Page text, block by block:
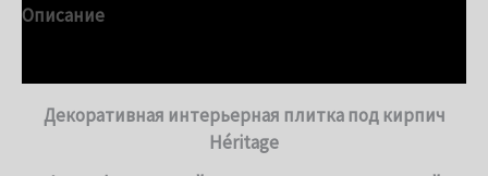
Описание
Декоративная интерьерная плитка под кирпич
Héritage